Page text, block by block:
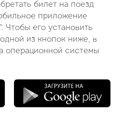
билет на поезд
приложение
Чтобы его установить
из кнопок ниже, в
операционной системы